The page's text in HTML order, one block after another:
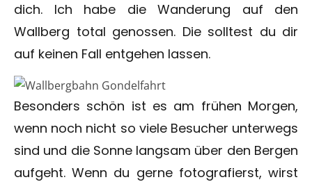
dich. Ich habe die Wanderung auf den
Wallberg total genossen. Die solltest du dir
auf keinen Fall entgehen lassen.
Besonders schön ist es am frühen Morgen,
wenn noch nicht so viele Besucher unterwegs
sind und die Sonne langsam über den Bergen
aufgeht. Wenn du gerne fotografierst, wirst